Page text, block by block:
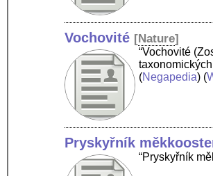
Vochovité [Nature]
“Vochovité
(Negapedia) (
Pryskyřník
“Pryskyřník